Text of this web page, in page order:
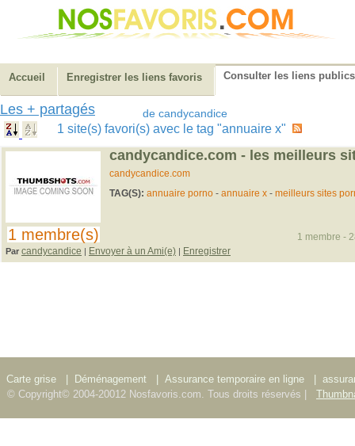
Accueil Enregistrer les liens favoris Consulter les liens publics
Les + partagés de candycandice
1 site(s) favori(s) avec le tag "annuaire x"
1 membre(s)
candycandice.com - les meilleurs
candycandice.com
TAG(S): annuaire porno- annuaire x- meilleurs sites
Par candycandice | Envoyer à un Ami(e) | Enregistrer
1 membre -
Carte grise Déménagement Assurance temporaire en ligne
© Copyright© 2004-20012 Nosfavoris.com. Tous droits réservés |